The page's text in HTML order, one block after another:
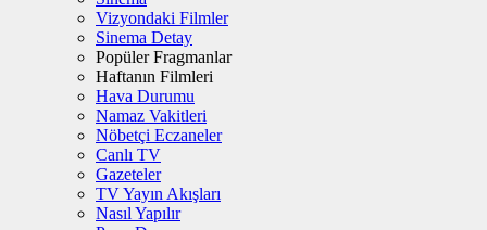
Vizyondaki Filmler
Sinema Detay
Popüler Fragmanlar
Haftanın Filmleri
Hava Durumu
Namaz Vakitleri
Nöbetçi Eczaneler
Canlı TV
Gazeteler
TV Yayın Akışları
Nasıl Yapılır